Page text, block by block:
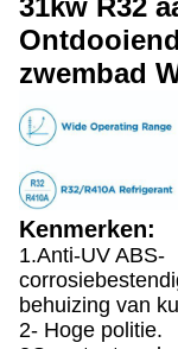
31kw R32
zwembad
Kenmerken:
1.Anti-UV ABS-
behuizing van
2- Hoge politie.